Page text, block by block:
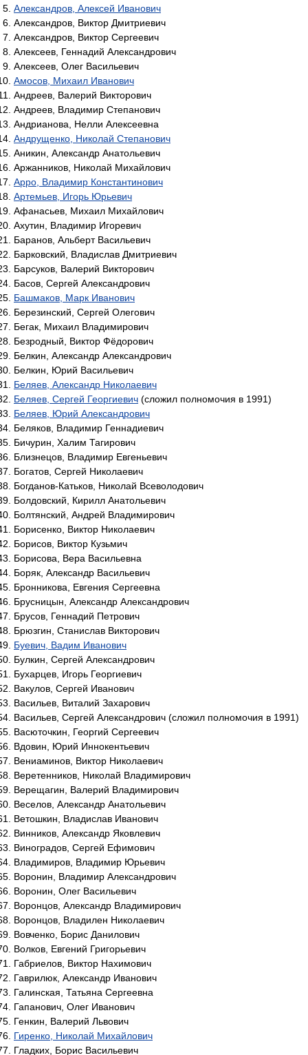
Александров, Алексей Иванович
Александров, Виктор Дмитриевич
Александров, Виктор Сергеевич
Алексеев, Геннадий Александрович
Алексеев, Олег Васильевич
Амосов, Михаил Иванович
Андреев, Валерий Викторович
Андреев, Владимир Степанович
Андрианова, Нелли Алексеевна
Андрущенко, Николай Степанович
Аникин, Александр Анатольевич
Аржанников, Николай Михайлович
Арро, Владимир Константинович
Артемьев, Игорь Юрьевич
Афанасьев, Михаил Михайлович
Ахутин, Владимир Игоревич
Баранов, Альберт Васильевич
Барковский, Владислав Дмитриевич
Барсуков, Валерий Викторович
Басов, Сергей Александрович
Башмаков, Марк Иванович
Березинский, Сергей Олегович
Бегак, Михаил Владимирович
Безродный, Виктор Фёдорович
Белкин, Александр Александрович
Белкин, Юрий Васильевич
Беляев, Александр Николаевич
Беляев, Сергей Георгиевич (сложил полномочия в 1991)
Беляев, Юрий Александрович
Беляков, Владимир Геннадиевич
Бичурин, Халим Тагирович
Близнецов, Владимир Евгеньевич
Богатов, Сергей Николаевич
Богданов-Катьков, Николай Всеволодович
Болдовский, Кирилл Анатольевич
Болтянский, Андрей Владимирович
Борисенко, Виктор Николаевич
Борисов, Виктор Кузьмич
Борисова, Вера Васильевна
Боряк, Александр Васильевич
Бронникова, Евгения Сергеевна
Брусницын, Александр Александрович
Брусов, Геннадий Петрович
Брюзгин, Станислав Викторович
Буевич, Вадим Иванович
Булкин, Сергей Александрович
Бухарцев, Игорь Георгиевич
Вакулов, Сергей Иванович
Васильев, Виталий Захарович
Васильев, Сергей Александрович (сложил полномочия в 1991)
Васюточкин, Георгий Сергеевич
Вдовин, Юрий Иннокентьевич
Вениаминов, Виктор Николаевич
Веретенников, Николай Владимирович
Верещагин, Валерий Владимирович
Веселов, Александр Анатольевич
Ветошкин, Владислав Иванович
Винников, Александр Яковлевич
Виноградов, Сергей Ефимович
Владимиров, Владимир Юрьевич
Воронин, Владимир Александрович
Воронин, Олег Васильевич
Воронцов, Александр Владимирович
Воронцов, Владилен Николаевич
Вовченко, Борис Данилович
Волков, Евгений Григорьевич
Габриелов, Виктор Нахимович
Гаврилюк, Александр Иванович
Галинская, Татьяна Сергеевна
Гапанович, Олег Иванович
Генкин, Валерий Львович
Гиренко, Николай Михайлович
Гладких, Борис Васильевич